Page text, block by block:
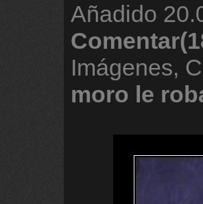
Añadido
Imágenes,
moro le